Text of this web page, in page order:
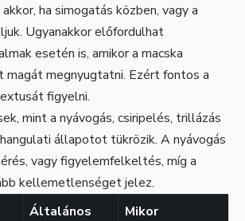
ha simogatás közben, vagy a
Ugyanakkor előfordulhat
esetén is, amikor a macska
magát megnyugtatni. Ezért fontos a
figyelni.
mint a nyávogás, csiripelés, trillázás
állapotot tükrözik. A nyávogás
vagy figyelemfelkeltés, míg a
kellemetlenséget jelez.
Általános
Mikor